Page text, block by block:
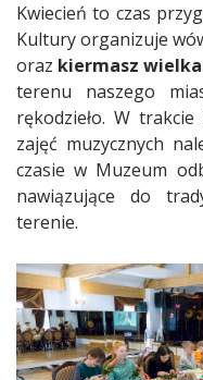
Kwiecień to czas
Kultury organizuje
oraz kiermasz
terenu naszego
rękodzieło. W
zajęć muzycznych
czasie w Muzeum
nawiązujące do
terenie.